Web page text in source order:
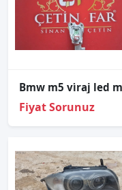
Fiyat Sorunuz